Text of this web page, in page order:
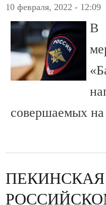
10 февраля, 2022 - 12:09
В
совершаемых